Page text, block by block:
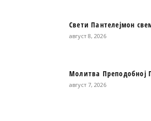
Свети Пантелејмон
август 8, 2026
Молитва Преподобној
август 7, 2026